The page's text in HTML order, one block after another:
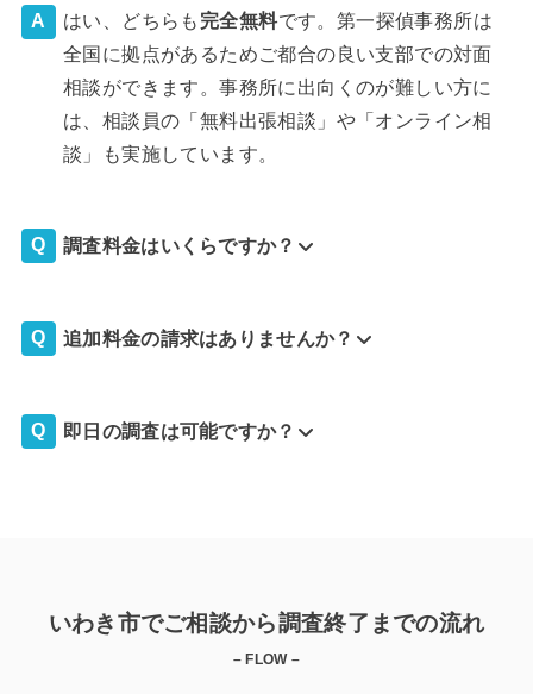
はい、どちらも 完全無料です。第一探偵事務所は
全国に拠点があるためご都合の良い支部での対面
相談ができます。事務所に出向くのが難しい方に
は、相談員の「無料出張相談」や「オンライン相
談」も実施しています。
調査料金はいくらですか？
追加料金の請求はありませんか？
即日の調査は可能ですか？
いわき市でご相談から調査終了までの流れ
– FLOW –